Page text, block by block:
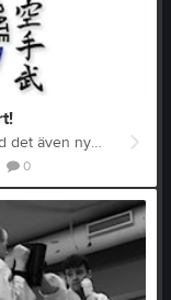
Äntligen är det dags för terminsstart och med det även nybörjarintag! För oss befintliga medlemmar så ser schemat ut som vanligt på tisdagar och torsdagar, men på söndagarna har vi ändrat om en del. Barnen börjar som vanligt kl 17.00 och tränar till 17.45! Därefter kommer ett "Kick&Box/fys" pass som är öppet för avancerade, lite äldre barn från barngruppen, som vill svettas extra. Detta passet är också en del av vuxen/ungdomspasset. Kick&Box pågår mellan 17.45 - 18.30. Därefter fortsätter vuxen/ungdom med kihon/kata fram till ca. kl 19.30. Med andra ord: Barn från 10 år - 13 år (”mellanstadiet”): Tis 18.30 - 19.30 och sön 17:00 - ca. 17:45 Vuxen och ungdom från 14 år: Sön kl. 17:45 - 19:30 (Kick&Box är en del av detta pass!) "Kick&Box", öppet för alla +14 år: Sön 17:45 - 18:30. (drop in, 50kr/pass. Ingår för medlemmar). Terminen startar v. 35 för befintliga medlemmar och nybörjarintaget pågår under hela september! Mer information finns under fliken Nybörjarintag samt Tider, Avgifter m.m. En högupplöst nybörjaraffisch finns här: Nybörjarintag-HT2024-högupplöst.jpg.
0